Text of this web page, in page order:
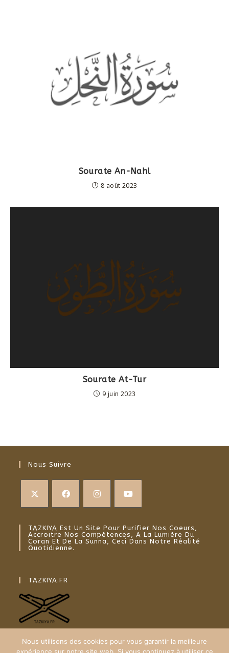
Sourate An-Nahl
8 août 2023
Sourate At-Tur
9 juin 2023
Nous Suivre
TAZKIYA Est Un Site Pour Purifier Nos Coeurs,
Accroitre Nos Compétences, A La Lumière Du
Coran Et De La Sunna, Ceci Dans Notre Réalité
Quotidienne.
TAZKIYA.FR
Nous utilisons des cookies pour vous garantir la meilleure